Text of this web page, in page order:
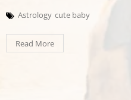
Astrology cute baby
Read More